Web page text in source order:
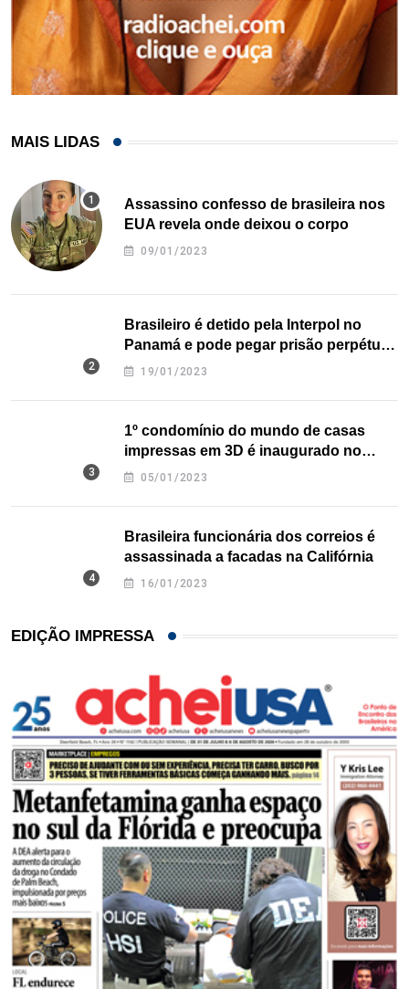
MAIS LIDAS
Assassino confesso de brasileira nos
EUA revela onde deixou o corpo
09/01/2023
Brasileiro é detido pela Interpol no
Panamá e pode pegar prisão perpétua
nos EUA
19/01/2023
1º condomínio do mundo de casas
impressas em 3D é inaugurado no
Texas
05/01/2023
Brasileira funcionária dos correios é
assassinada a facadas na Califórnia
16/01/2023
EDIÇÃO IMPRESSA